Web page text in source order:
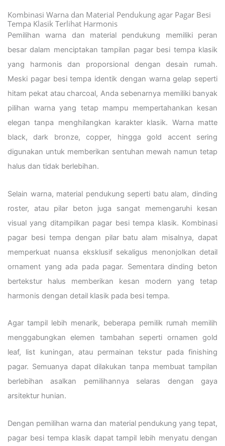
Kombinasi Warna dan Material Pendukung agar Pagar Besi
Tempa Klasik Terlihat Harmonis
Pemilihan warna dan material pendukung memiliki peran
besar dalam menciptakan tampilan pagar besi tempa klasik
yang harmonis dan proporsional dengan desain rumah.
Meski pagar besi tempa identik dengan warna gelap seperti
hitam pekat atau charcoal, Anda sebenarnya memiliki banyak
pilihan warna yang tetap mampu mempertahankan kesan
elegan tanpa menghilangkan karakter klasik. Warna matte
black, dark bronze, copper, hingga gold accent sering
digunakan untuk memberikan sentuhan mewah namun tetap
halus dan tidak berlebihan.
Selain warna, material pendukung seperti batu alam, dinding
roster, atau pilar beton juga sangat memengaruhi kesan
visual yang ditampilkan pagar besi tempa klasik. Kombinasi
pagar besi tempa dengan pilar batu alam misalnya, dapat
memperkuat nuansa eksklusif sekaligus menonjolkan detail
ornament yang ada pada pagar. Sementara dinding beton
bertekstur halus memberikan kesan modern yang tetap
harmonis dengan detail klasik pada besi tempa.
Agar tampil lebih menarik, beberapa pemilik rumah memilih
menggabungkan elemen tambahan seperti ornamen gold
leaf, list kuningan, atau permainan tekstur pada finishing
pagar. Semuanya dapat dilakukan tanpa membuat tampilan
berlebihan asalkan pemilihannya selaras dengan gaya
arsitektur hunian.
Dengan pemilihan warna dan material pendukung yang tepat,
pagar besi tempa klasik dapat tampil lebih menyatu dengan